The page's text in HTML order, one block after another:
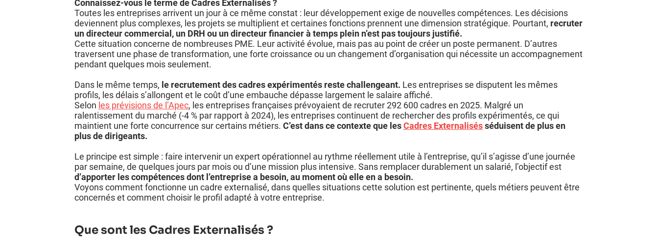
Trouvez la solution qui est faite pour vous.
Connaissez-vous le terme de Cadres Externalisés ?
Toutes les entreprises arrivent un jour à ce même constat : leur développement exige de nouvelles compétences. Les décisions
deviennent plus complexes, les projets se multiplient et certaines fonctions prennent une dimension stratégique. Pourtant, recruter
un directeur commercial, un DRH ou un directeur financier à temps plein n’est pas toujours justifié.
Cette situation concerne de nombreuses PME. Leur activité évolue, mais pas au point de créer un poste permanent. D’autres
traversent une phase de transformation, une forte croissance ou un changement d’organisation qui nécessite un accompagnement
pendant quelques mois seulement.
Dans le même temps, le recrutement des cadres expérimentés reste challengeant. Les entreprises se disputent les mêmes
profils, les délais s’allongent et le coût d’une embauche dépasse largement le salaire affiché.
Selon les prévisions de l’Apec, les entreprises françaises prévoyaient de recruter 292 600 cadres en 2025. Malgré un
ralentissement du marché (-4 % par rapport à 2024), les entreprises continuent de rechercher des profils expérimentés, ce qui
maintient une forte concurrence sur certains métiers. C’est dans ce contexte que lesCadres Externalisésséduisent de plus en
plus de dirigeants.
Le principe est simple : faire intervenir un expert opérationnel au rythme réellement utile à l’entreprise, qu’il s’agisse d’une journée
par semaine, de quelques jours par mois ou d’une mission plus intensive. Sans remplacer durablement un salarié, l’objectif est
d’apporter les compétences dont l’entreprise a besoin,au moment où elle en a besoin.
Voyons comment fonctionne un cadre externalisé, dans quelles situations cette solution est pertinente, quels métiers peuvent être
concernés et comment choisir le profil adapté à votre entreprise.
Que sont les Cadres Externalisés ?